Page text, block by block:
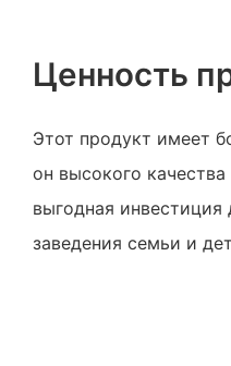
Ценность
Этот продукт имеет
он высокого
выгодная
заведения семьи и